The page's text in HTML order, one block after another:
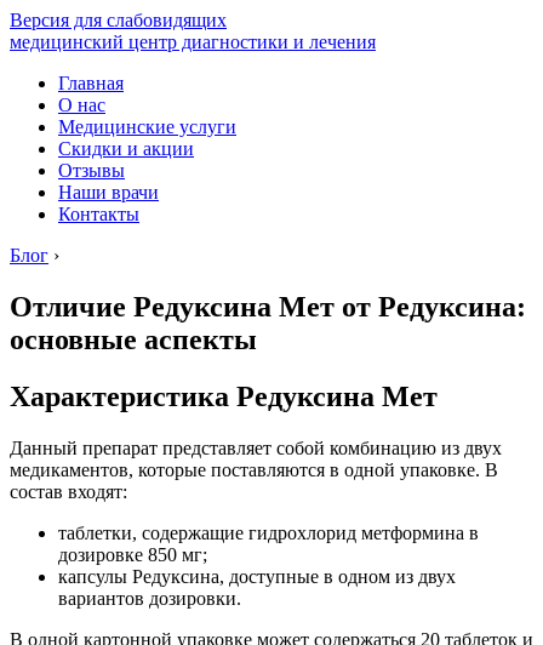
Версия для слабовидящих
медицинский центр диагностики и лечения
Главная
О нас
Медицинские услуги
Скидки и акции
Отзывы
Наши врачи
Контакты
Блог ›
Отличие Редуксина Мет от Редуксина:
основные аспекты
Характеристика Редуксина Мет
Данный препарат представляет собой комбинацию из двух
медикаментов, которые поставляются в одной упаковке. В
состав входят:
таблетки, содержащие гидрохлорид метформина в
дозировке 850 мг;
капсулы Редуксина, доступные в одном из двух
вариантов дозировки.
В одной картонной упаковке может содержаться 20 таблеток и